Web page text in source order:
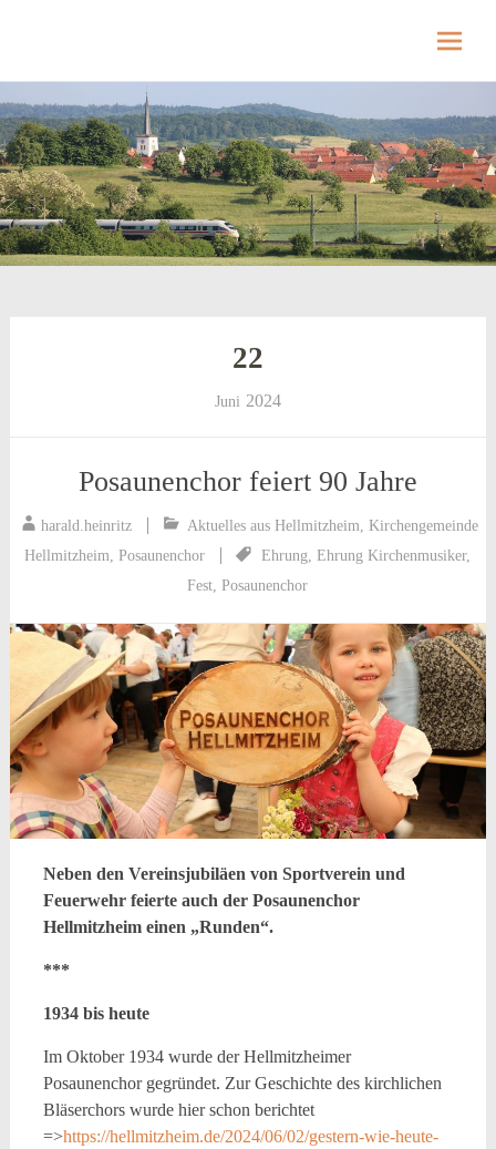
Hellmitzheim.de – fränkisches Dorf am Rande
Skip
content
22
Juni 2024
Posaunenchor feiert 90 Jahre
harald.heinritz Aktuelles aus Hellmitzheim ,Kirchengemeinde
Hellmitzheim ,Posaunenchor Ehrung ,Ehrung Kirchenmusiker,
Fest ,Posaunenchor
Neben den Vereinsjubiläen von Sportverein und
Feuerwehr feierte auch der Posaunenchor
Hellmitzheim einen „Runden“.
***
1934 bis heute
Im Oktober 1934 wurde der Hellmitzheimer
Posaunenchor gegründet. Zur Geschichte des kirchlichen
Bläserchors wurde hier schon berichtet
=>https://hellmitzheim.de/2024/06/02/gestern-wie-heute-